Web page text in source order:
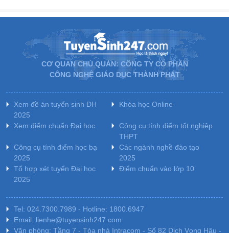
CƠ QUAN CHỦ QUẢN: CÔNG TY CỔ PHẦN
CÔNG NGHỆ GIÁO DỤC THÀNH PHÁT
Xem đề án tuyển sinh ĐH
2025
Khóa học Online
Xem điểm chuẩn Đại học
Công cụ tính điểm tốt nghiệp
THPT
Công cụ tính điểm học bạ
2025
Các ngành nghề đào tạo
2025
Tổ hợp xét tuyển Đại học
2025
Điểm chuẩn vào lớp 10
Tel: 024.7300.7989 - Hotline: 1800.6947
Email: lienhe@tuyensinh247.com
Văn phòng: Tầng 7 - Tòa nhà Intracom - Số 82 Dịch Vọng Hậu -